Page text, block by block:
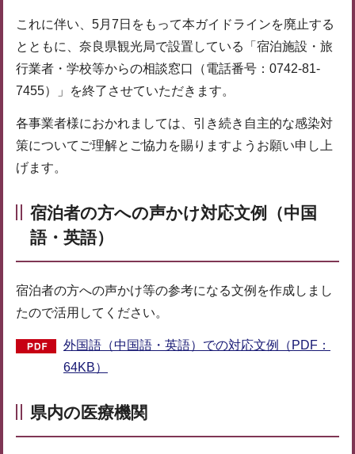
これに伴い、5月7日をもって本ガイドラインを廃止する
とともに、奈良県観光局で設置している「宿泊施設・旅
行業者・学校等からの相談窓口（電話番号：0742-81-
7455）」を終了させていただきます。
各事業者様におかれましては、引き続き自主的な感染対
策についてご理解とご協力を賜りますようお願い申し上
げます。
宿泊者の方への声かけ対応文例（中国
語・英語）
宿泊者の方への声かけ等の参考になる文例を作成しまし
たので活用してください。
外国語（中国語・英語）での対応文例（PDF：
64KB）
県内の医療機関